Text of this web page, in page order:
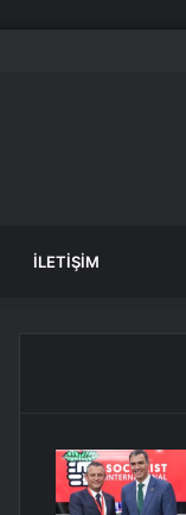
İLETIŞIM